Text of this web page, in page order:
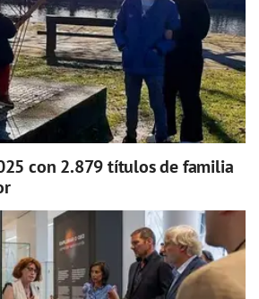
con 2.879 títulos de familia